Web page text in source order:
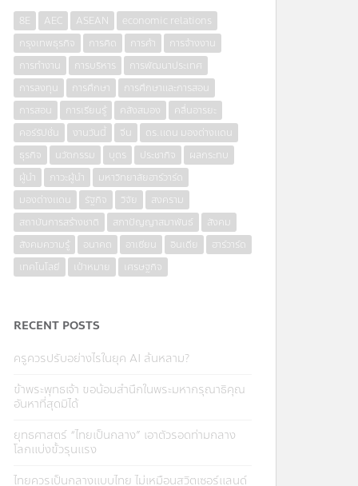
8E AEC ASEAN
economic relations
กรุงเทพธุรกิจ
การคิด การค้า
การจ้างงาน
การทำงาน
การบริหาร
การพัฒนาประเทศ
การลงทุน
การศึกษา
การศึกษาและการสอน
การสอน
การเรียนรู้ คลังสมอง
คลื่นอารยะ
คอร์รัปชั่น
งานวันนี้ จีน
ดร.แดน มองต่างแดน
ธุรกิจ
นวัตกรรม บุตร ประชากิจ
ผลกระทบ
ผู้นำ
ภาวะผู้นำ
มหาวิทยาลัยฮาร์วาร์ด
มองต่างแดน
รัฐกิจ วิจัย
สงคราม
สถาบันการสร้างชาติ
สภาปัญญาสมาพันธ์
สังคม
สังคมความรู้
อนาคต อาเซียน อินเดีย
ฮาร์วาร์ด
เทคโนโลยี
เป้าหมาย เศรษฐกิจ
RECENT POSTS
ครูควรปรับอย่างไรในยุค AI ล้นหลาม?
ข้าพระพุทธเจ้า ขอน้อมสำนึกในพระมหากรุณาธิคุณ
อันหาที่สุดมิได้
ยุทธศาสตร์ “ไทยเป็นกลาง” เอาตัวรอดท่ามกลาง
โลกแบ่งขั้วรุนแรง
ไทยควรเป็นกลางแบบไทย ไม่เหมือนสวิตเซอร์แลนด์